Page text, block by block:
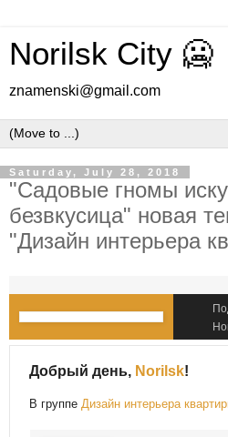
Norilsk City 🥶
znamenski@gmail.com
Saturday, July 28, 2018
"Садовые гномы
безвкусица" новая
"Дизайн интерьера
Добрый день, Norilsk!
В группе Дизайн интерьера